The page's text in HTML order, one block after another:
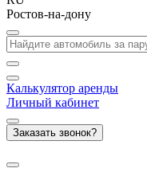
Ростов-на-дону
Калькулятор аренды
Личный кабинет
Заказать звонок?